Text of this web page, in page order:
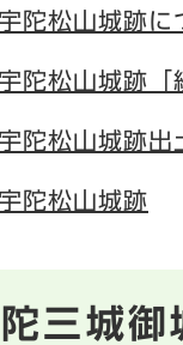
陀松山城跡に
陀松山城跡
陀松山城跡
陀松山城跡
三城御